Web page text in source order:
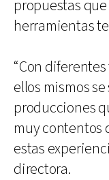
propuestas
herramientas
“Con
ellos mismos
producciones
muy contentos
estas
directora.